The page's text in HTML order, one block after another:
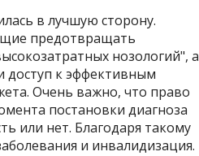
в лучшую сторону.
предотвращать
нозологий", а
доступ к эффективным
Очень важно, что право
постановки диагноза
или нет. Благодаря такому
и инвалидизация.